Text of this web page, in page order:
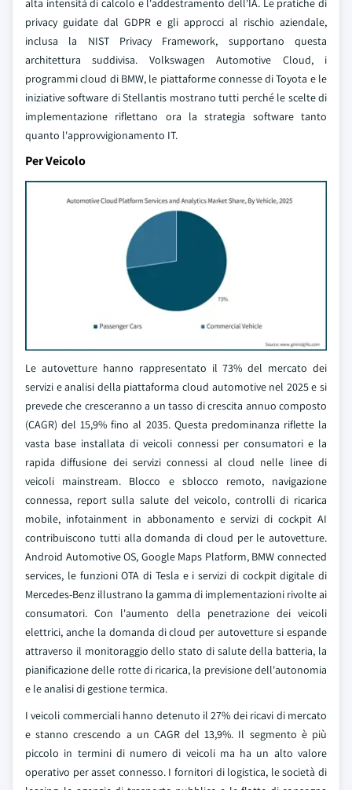
alta intensità di calcolo e l'addestramento dell'IA. Le pratiche di
privacy guidate dal GDPR e gli approcci al rischio aziendale,
inclusa la NIST Privacy Framework, supportano questa
architettura suddivisa. Volkswagen Automotive Cloud, i
programmi cloud di BMW, le piattaforme connesse di Toyota e le
iniziative software di Stellantis mostrano tutti perché le scelte di
implementazione riflettano ora la strategia software tanto
quanto l'approvvigionamento IT.
Per Veicolo
Le autovetture hanno rappresentato il 73% del mercato dei
servizi e analisi della piattaforma cloud automotive nel 2025 e si
prevede che cresceranno a un tasso di crescita annuo composto
(CAGR) del 15,9% fino al 2035. Questa predominanza riflette la
vasta base installata di veicoli connessi per consumatori e la
rapida diffusione dei servizi connessi al cloud nelle linee di
veicoli mainstream. Blocco e sblocco remoto, navigazione
connessa, report sulla salute del veicolo, controlli di ricarica
mobile, infotainment in abbonamento e servizi di cockpit AI
contribuiscono tutti alla domanda di cloud per le autovetture.
Android Automotive OS, Google Maps Platform, BMW connected
services, le funzioni OTA di Tesla e i servizi di cockpit digitale di
Mercedes-Benz illustrano la gamma di implementazioni rivolte ai
consumatori. Con l'aumento della penetrazione dei veicoli
elettrici, anche la domanda di cloud per autovetture si espande
attraverso il monitoraggio dello stato di salute della batteria, la
pianificazione delle rotte di ricarica, la previsione dell'autonomia
e le analisi di gestione termica.
I veicoli commerciali hanno detenuto il 27% dei ricavi di mercato
e stanno crescendo a un CAGR del 13,9%. Il segmento è più
piccolo in termini di numero di veicoli ma ha un alto valore
operativo per asset connesso. I fornitori di logistica, le società di